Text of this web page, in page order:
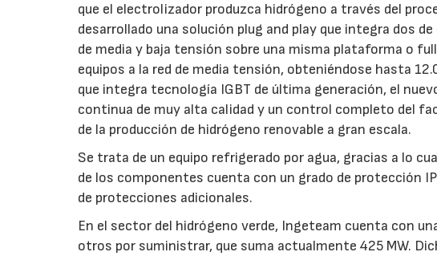
que el electrolizador produzca hidrógeno a través del
desarrollado una solución plug and play que integra dos
de media y baja tensión sobre una misma plataforma o
equipos a la red de media tensión, obteniéndose hasta
que integra tecnología IGBT de última generación, el
continua de muy alta calidad y un control completo del
de la producción de hidrógeno renovable a gran escala.
Se trata de un equipo refrigerado por agua, gracias a lo
de los componentes cuenta con un grado de protección
de protecciones adicionales.
En el sector del hidrógeno verde, Ingeteam cuenta con
otros por suministrar, que suma actualmente 425 MW.